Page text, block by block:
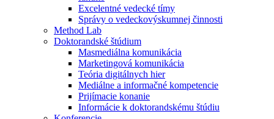
Excelentné vedecké tímy
Správy o vedeckovýskumnej činnosti
Method Lab
Doktorandské štúdium
Masmediálna komunikácia
Marketingová komunikácia
Teória digitálnych hier
Mediálne a informačné kompetencie
Prijímacie konanie
Informácie k doktorandskému štúdiu